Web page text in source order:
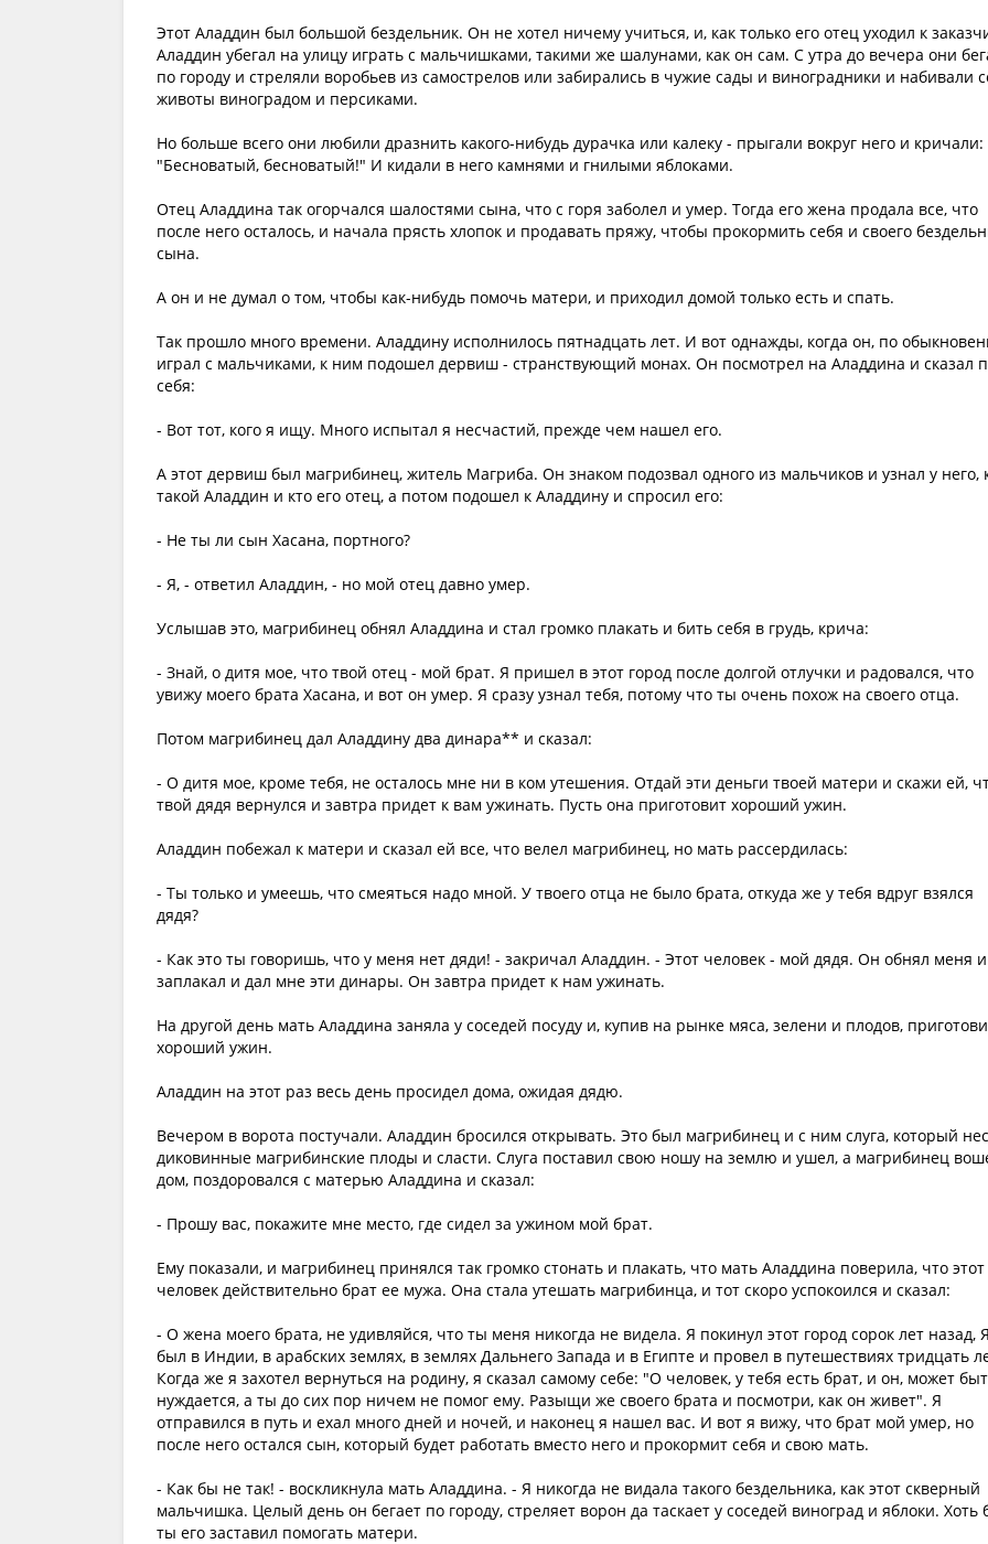
Этот Аладдин был большой бездельник. Он не хотел ничему учиться, и, как только его отец уходил к
Аладдин убегал на улицу играть с мальчишками, такими же шалунами, как он сам. С утра до вечера они
по городу и стреляли воробьев из самострелов или забирались в чужие сады и виноградники и набивали
животы виноградом и персиками.
Но больше всего они любили дразнить какого-нибудь дурачка или калеку - прыгали вокруг него и кричали:
"Бесноватый, бесноватый!" И кидали в него камнями и гнилыми яблоками.
Отец Аладдина так огорчался шалостями сына, что с горя заболел и умер. Тогда его жена продала все, что
после него осталось, и начала прясть хлопок и продавать пряжу, чтобы прокормить себя и своего
сына.
А он и не думал о том, чтобы как-нибудь помочь матери, и приходил домой только есть и спать.
Так прошло много времени. Аладдину исполнилось пятнадцать лет. И вот однажды, когда он, по
играл с мальчиками, к ним подошел дервиш - странствующий монах. Он посмотрел на Аладдина и сказал
себя:
- Вот тот, кого я ищу. Много испытал я несчастий, прежде чем нашел его.
А этот дервиш был магрибинец, житель Магриба. Он знаком подозвал одного из мальчиков и узнал у него,
такой Аладдин и кто его отец, а потом подошел к Аладдину и спросил его:
- Не ты ли сын Хасана, портного?
- Я, - ответил Аладдин, - но мой отец давно умер.
Услышав это, магрибинец обнял Аладдина и стал громко плакать и бить себя в грудь, крича:
- Знай, о дитя мое, что твой отец - мой брат. Я пришел в этот город после долгой отлучки и радовался, что
увижу моего брата Хасана, и вот он умер. Я сразу узнал тебя, потому что ты очень похож на своего отца.
Потом магрибинец дал Аладдину два динара** и сказал:
- О дитя мое, кроме тебя, не осталось мне ни в ком утешения. Отдай эти деньги твоей матери и скажи ей,
твой дядя вернулся и завтра придет к вам ужинать. Пусть она приготовит хороший ужин.
Аладдин побежал к матери и сказал ей все, что велел магрибинец, но мать рассердилась:
- Ты только и умеешь, что смеяться надо мной. У твоего отца не было брата, откуда же у тебя вдруг взялся
дядя?
- Как это ты говоришь, что у меня нет дяди! - закричал Аладдин. - Этот человек - мой дядя. Он обнял меня и
заплакал и дал мне эти динары. Он завтра придет к нам ужинать.
На другой день мать Аладдина заняла у соседей посуду и, купив на рынке мяса, зелени и плодов,
хороший ужин.
Аладдин на этот раз весь день просидел дома, ожидая дядю.
Вечером в ворота постучали. Аладдин бросился открывать. Это был магрибинец и с ним слуга, который нес
диковинные магрибинские плоды и сласти. Слуга поставил свою ношу на землю и ушел, а магрибинец
дом, поздоровался с матерью Аладдина и сказал:
- Прошу вас, покажите мне место, где сидел за ужином мой брат.
Ему показали, и магрибинец принялся так громко стонать и плакать, что мать Аладдина поверила, что этот
человек действительно брат ее мужа. Она стала утешать магрибинца, и тот скоро успокоился и сказал:
- О жена моего брата, не удивляйся, что ты меня никогда не видела. Я покинул этот город сорок лет назад, Я
был в Индии, в арабских землях, в землях Дальнего Запада и в Египте и провел в путешествиях тридцать
Когда же я захотел вернуться на родину, я сказал самому себе: "О человек, у тебя есть брат, и он, может
нуждается, а ты до сих пор ничем не помог ему. Разыщи же своего брата и посмотри, как он живет". Я
отправился в путь и ехал много дней и ночей, и наконец я нашел вас. И вот я вижу, что брат мой умер, но
после него остался сын, который будет работать вместо него и прокормит себя и свою мать.
- Как бы не так! - воскликнула мать Аладдина. - Я никогда не видала такого бездельника, как этот скверный
мальчишка. Целый день он бегает по городу, стреляет ворон да таскает у соседей виноград и яблоки. Хоть
ты его заставил помогать матери.